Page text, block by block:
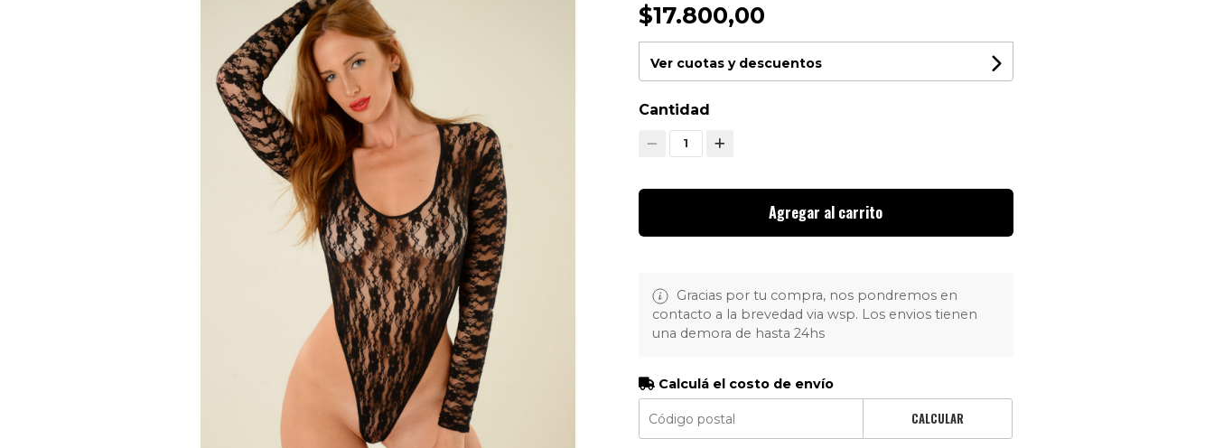
$17.800,00
Ver cuotas y descuentos
Cantidad
1
Agregar al carrito
Gracias por tu compra, nos pondremos en
contacto a la brevedad via wsp. Los envios tienen
una demora de hasta 24hs
Calculá el costo de envío
CALCULAR